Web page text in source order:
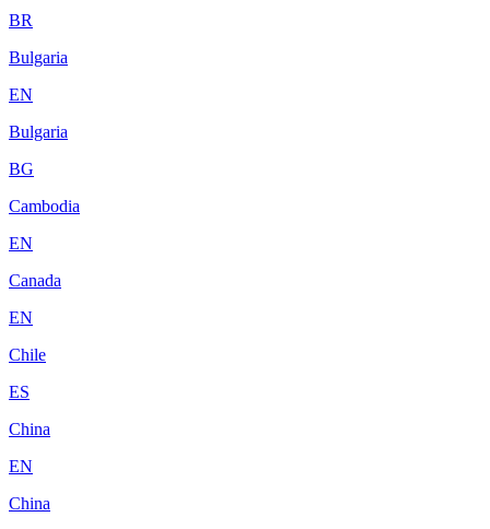
BR
Bulgaria
EN
Bulgaria
BG
Cambodia
EN
Canada
EN
Chile
ES
China
EN
China